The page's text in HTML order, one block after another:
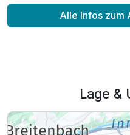
Alle Infos zum
Lage &